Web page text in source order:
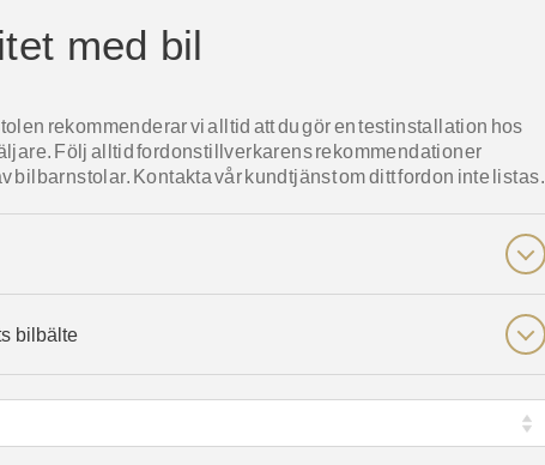
med bil
rekommenderar vi alltid att du gör en testinstallation hos
Följ alltid fordonstillverkarens rekommendationer
bilbarnstolar. Kontakta vår kundtjänst om ditt fordon inte listas.
bilbälte